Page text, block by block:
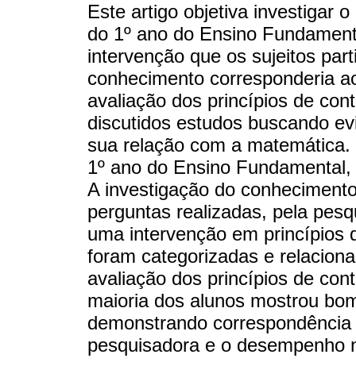
Este artigo objetiva investigar
do 1º ano do Ensino
intervenção que os sujeitos
conhecimento corresponderia
avaliação dos princípios de
discutidos estudos buscando
sua relação com a
1º ano do Ensino
A investigação do
perguntas realizadas, pela
uma intervenção em princípios
foram categorizadas e
avaliação dos princípios de
maioria dos alunos mostrou
demonstrando
pesquisadora e o desempenho